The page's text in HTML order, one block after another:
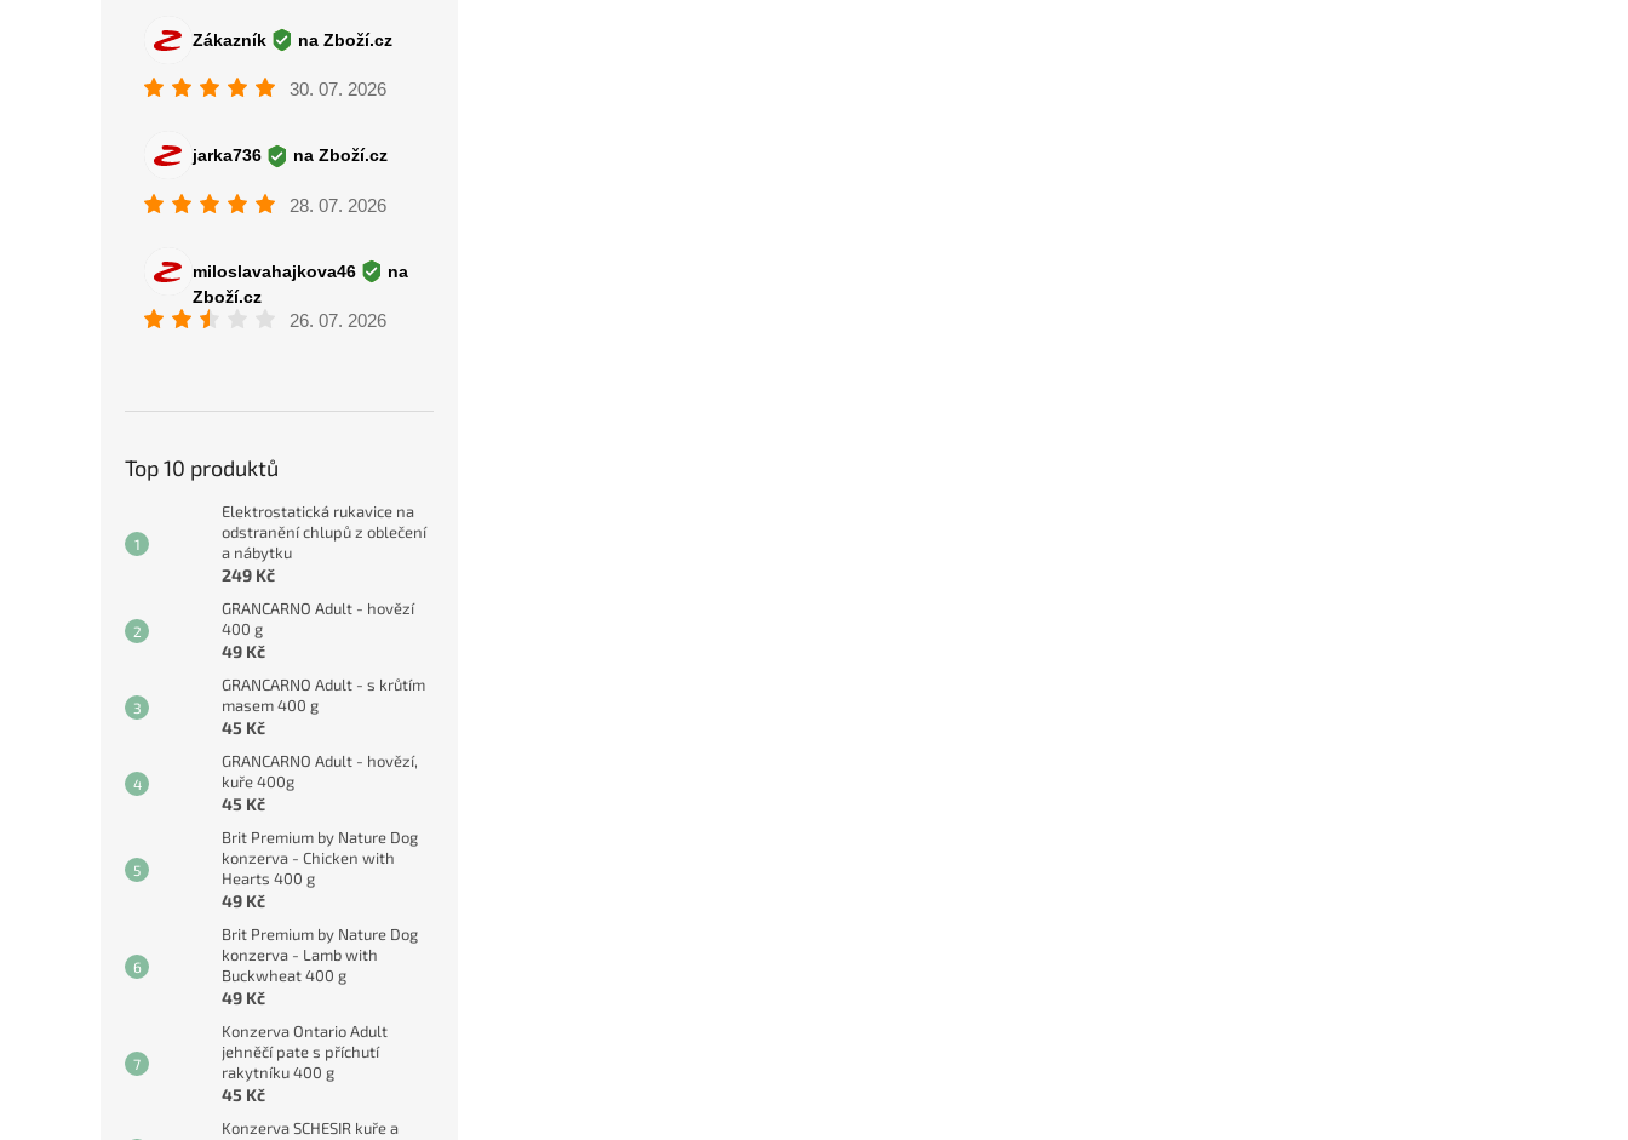
Top 10 produktů
Elektrostatická rukavice na
odstranění chlupů z oblečení
a nábytku
249 Kč
GRANCARNO Adult - hovězí
400 g
49 Kč
GRANCARNO Adult - s krůtím
masem 400 g
45 Kč
GRANCARNO Adult - hovězí,
kuře 400g
45 Kč
Brit Premium by Nature Dog
konzerva - Chicken with
Hearts 400 g
49 Kč
Brit Premium by Nature Dog
konzerva - Lamb with
Buckwheat 400 g
49 Kč
Konzerva Ontario Adult
jehněčí pate s příchutí
rakytníku 400 g
45 Kč
Konzerva SCHESIR kuře a